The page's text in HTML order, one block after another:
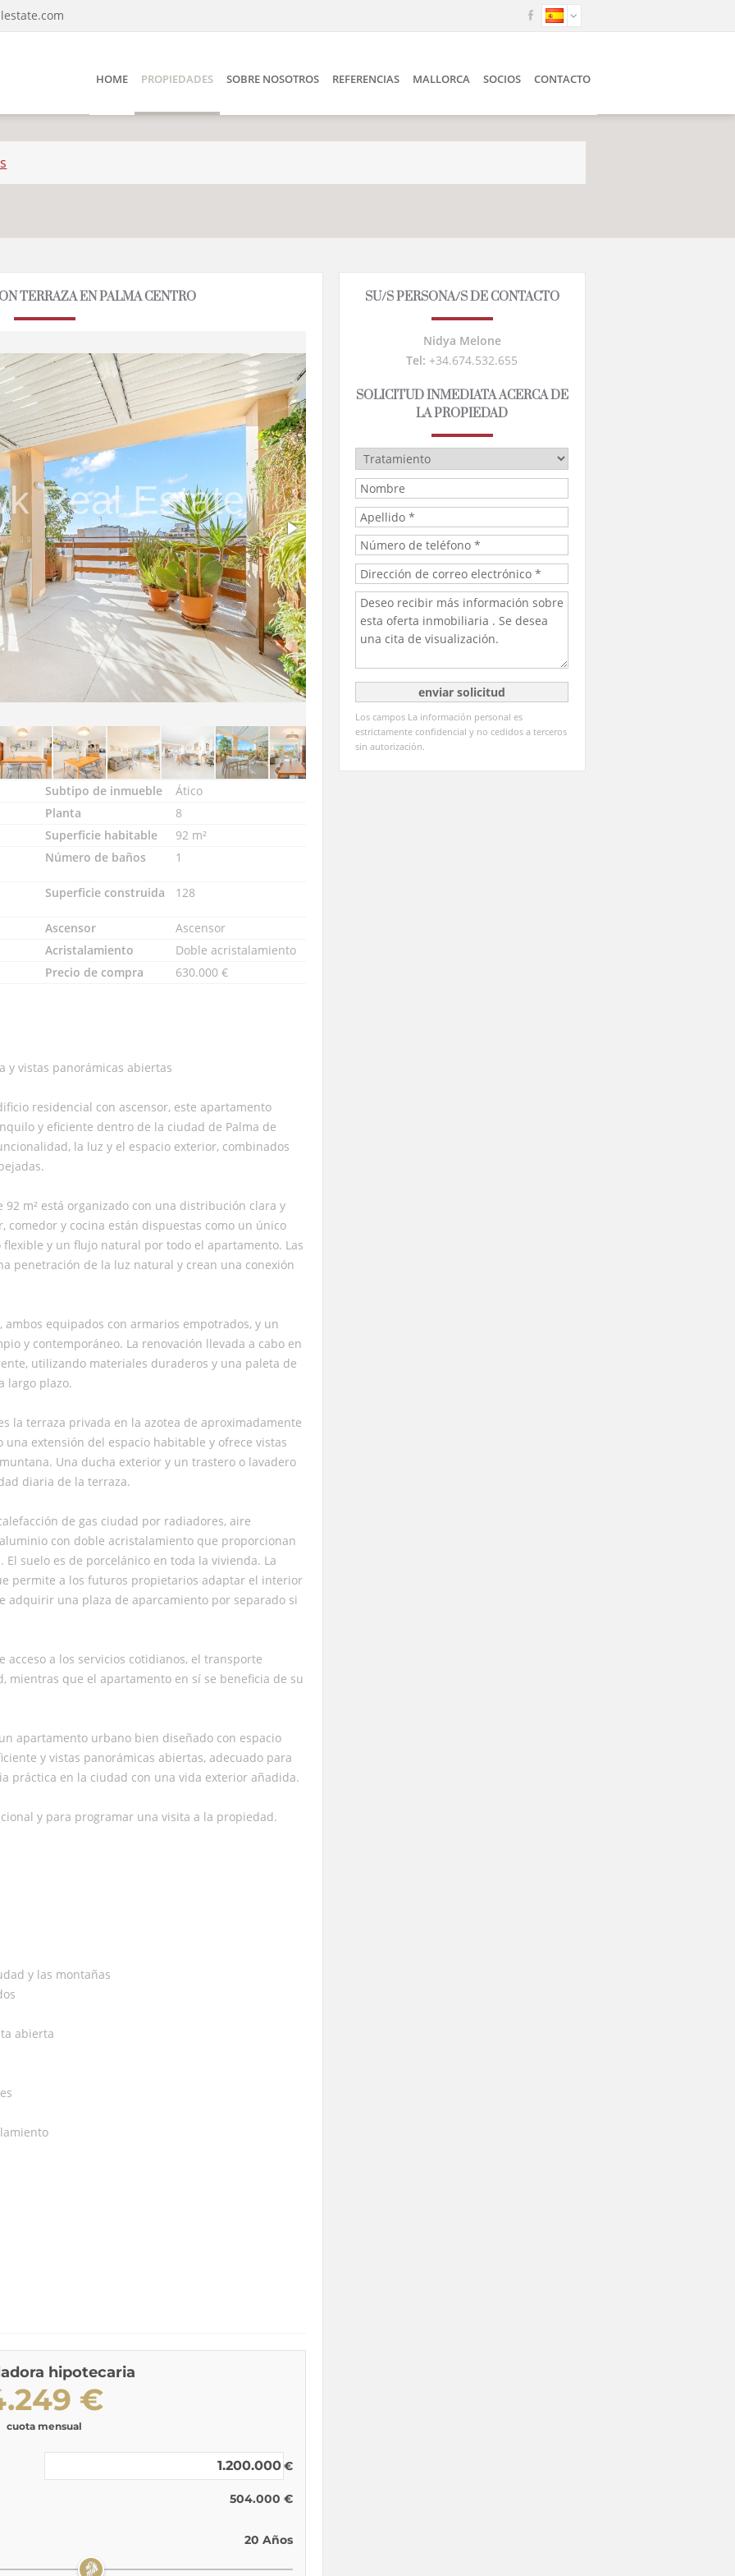
HOME PROPIEDADES SOBRE NOSOTROS REFERENCIAS MALLORCA SOCIOS CONTACTO
TERRAZA EN PALMA CENTRO
Subtipo de inmueble
Ático
Planta
8
Superficie habitable
92 m²
Número de baños
1
Superficie construida 128
Ascensor
Ascensor
Acristalamiento
Doble acristalamiento
Precio de compra
630.000 €
y vistas panorámicas abiertas
residencial con ascensor, este apartamento
y eficiente dentro de la ciudad de Palma de
la luz y el espacio exterior, combinados
m² está organizado con una distribución clara y
comedor y cocina están dispuestas como un único
y un flujo natural por todo el apartamento. Las
penetración de la luz natural y crean una conexión
equipados con armarios empotrados, y un
y contemporáneo. La renovación llevada a cabo en
utilizando materiales duraderos y una paleta de
largo plazo.
la terraza privada en la azotea de aproximadamente
una extensión del espacio habitable y ofrece vistas
Una ducha exterior y un trastero o lavadero
diaria de la terraza.
de gas ciudad por radiadores, aire
con doble acristalamiento que proporcionan
suelo es de porcelánico en toda la vivienda. La
permite a los futuros propietarios adaptar el interior
adquirir una plaza de aparcamiento por separado si
acceso a los servicios cotidianos, el transporte
que el apartamento en sí se beneficia de su
apartamento urbano bien diseñado con espacio
y vistas panorámicas abiertas, adecuado para
práctica en la ciudad con una vida exterior añadida.
y para programar una visita a la propiedad.
y las montañas
abierta
SU/S PERSONA/S DE CONTACTO
Nidya Melone
Tel: +34.674.532.655
SOLICITUD INMEDIATA ACERCA DE
LA PROPIEDAD
Los campos La información personal es
estrictamente confidencial y no cedidos a terceros
sin autorización.